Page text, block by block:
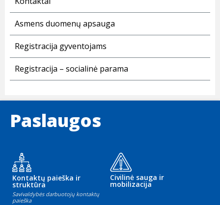
Asmens duomenų apsauga
Registracija gyventojams
Registracija – socialinė parama
Paslaugos
Kontaktų paieška ir
struktūra
Savivaldybės darbuotojų kontaktų
paieška
Civilinė sauga ir
mobilizacija